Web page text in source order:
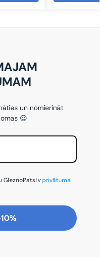
un nomierināt
😌
GleznoPats.lvprivātuma